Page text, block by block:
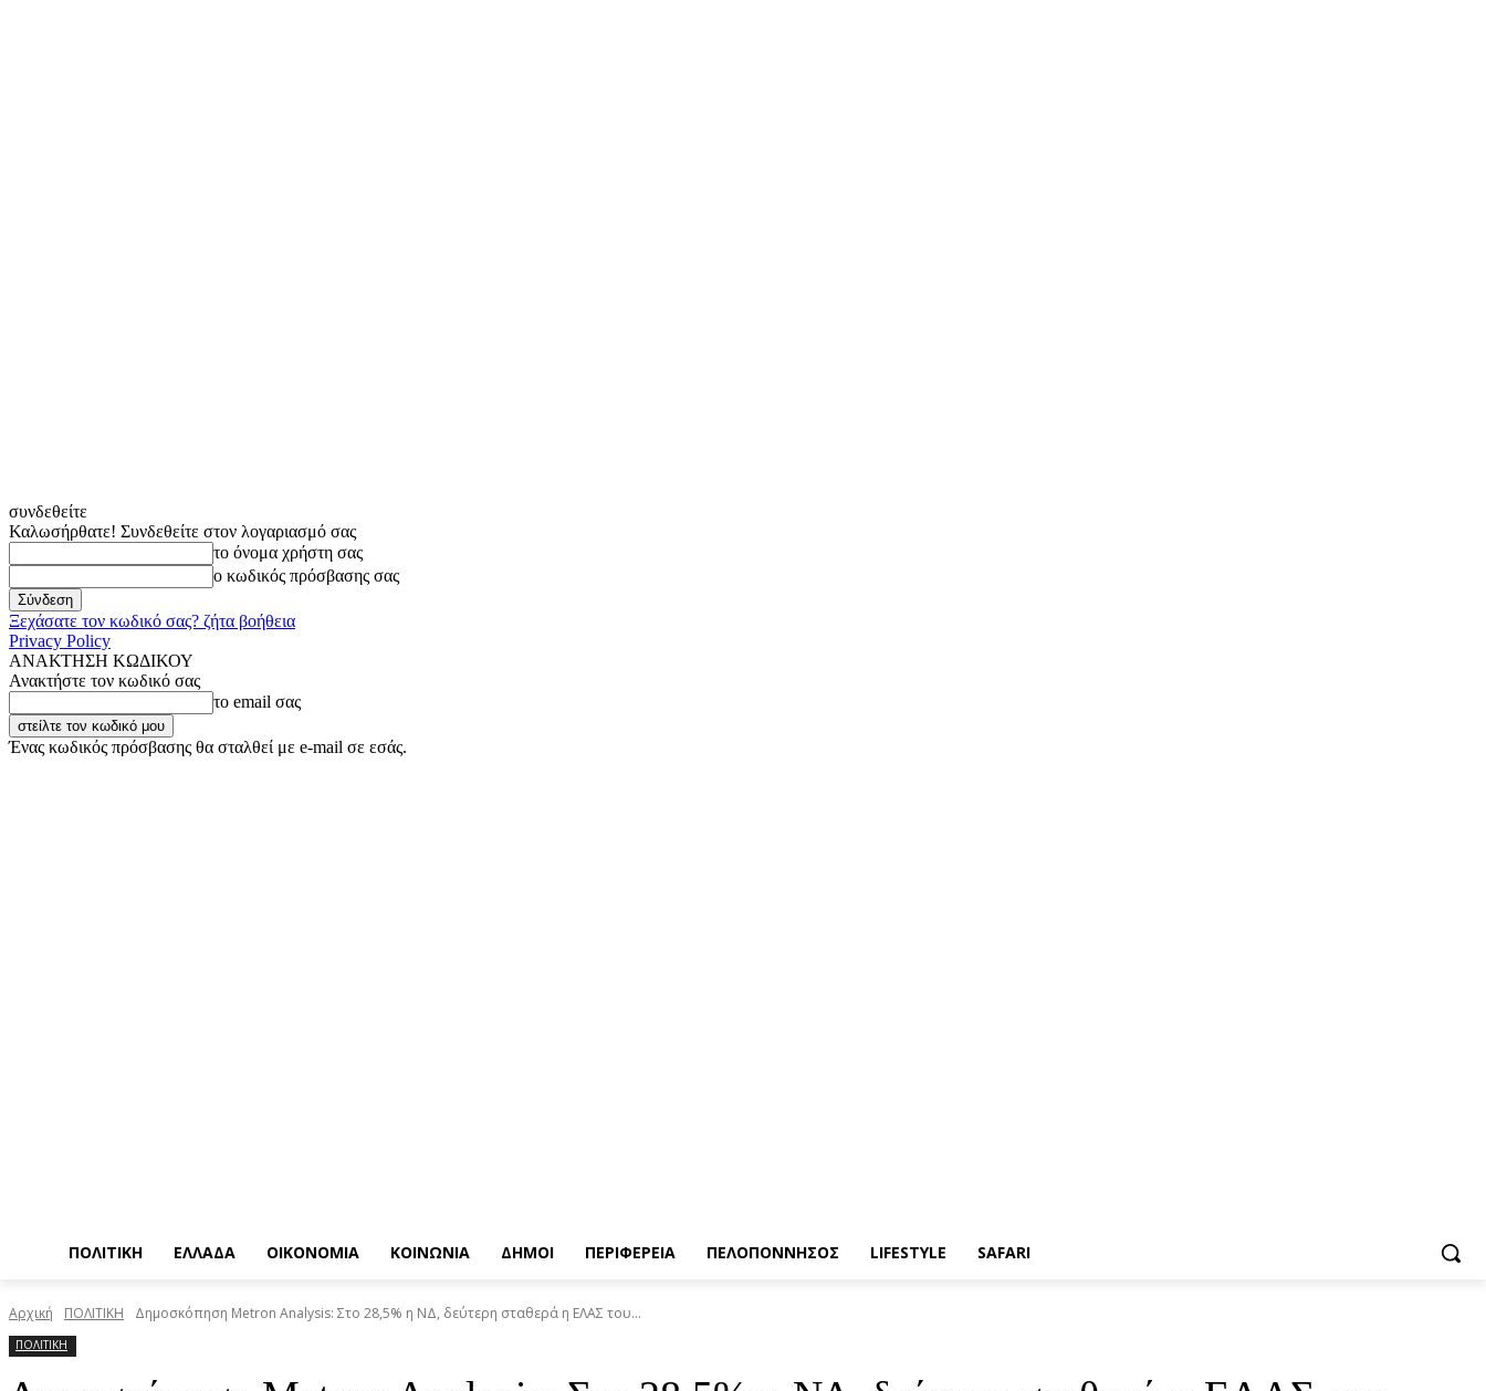
συνδεθείτε
Καλωσήρθατε! Συνδεθείτε στον λογαριασμό σας
το όνομα χρήστη σας
ο κωδικός πρόσβασης σας
Ξεχάσατε τον κωδικό σας? ζήτα βοήθεια
Privacy Policy
ΑΝΑΚΤΗΣΗ ΚΩΔΙΚΟΥ
Ανακτήστε τον κωδικό σας
το email σας
Ένας κωδικός πρόσβασης θα σταλθεί με e-mail σε εσάς.
ΠΟΛΙΤΙΚΗ ΕΛΛΑΔΑ ΟΙΚΟΝΟΜΙΑ ΚΟΙΝΩΝΙΑ ΔΗΜΟΙ ΠΕΡΙΦΕΡΕΙΑ ΠΕΛΟΠΟΝΝΗΣΟΣ LIFESTYLE SAFARI
Αρχική ΠΟΛΙΤΙΚΗ Δημοσκόπηση Metron Analysis: Στο 28,5% η ΝΔ, δεύτερη σταθερά η ΕΛΑΣ του...
ΠΟΛΙΤΙΚΗ